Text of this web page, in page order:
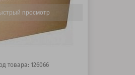
просмотр
товара: 126066